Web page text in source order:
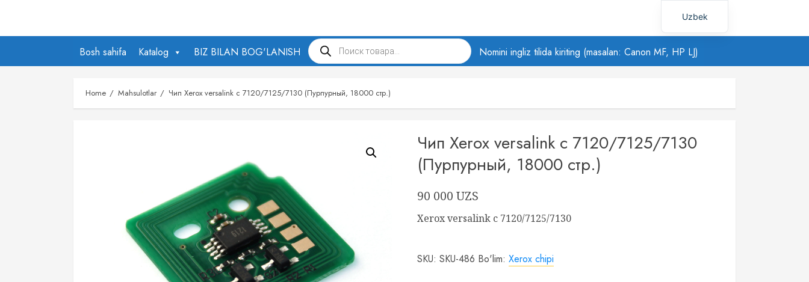
content
Bosh sahifa
Katalog BIZ BILAN BOG'LANISH
Products
search Nomini ingliz tilida kiriting (masalan: Canon MF, HP LJ)
Home Mahsulotlar Чип Xerox versalink c 7120/7125/7130 (Пурпурный, 18000 стр.)
Чип Xerox versalink c 7120/7125/7130
(Пурпурный, 18000 стр.)
90 000UZS
Xerox versalink c 7120/7125/7130
SKU:SKU-486 Bo'lim:Xerox chipi
Uzbek
Russian